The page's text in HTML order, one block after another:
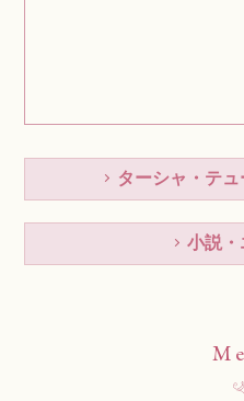
ターシャ・テ
小説・